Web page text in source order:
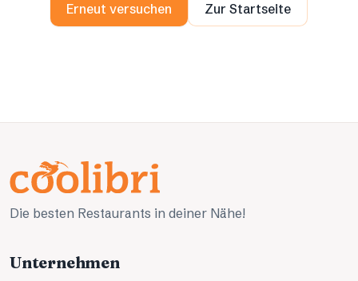
Erneut versuchen Zur Startseite
Die besten Restaurants in deiner Nähe!
Unternehmen